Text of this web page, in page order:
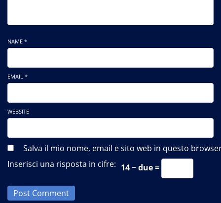
NAME *
EMAIL *
WEBSITE
Salva il mio nome, email e sito web in questo
Inserisci una risposta in cifre: 14 − due =
Post Comment